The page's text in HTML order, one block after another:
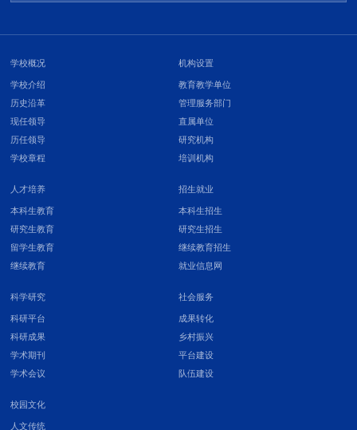
学校概况
学校介绍
历史沿革
现任领导
历任领导
学校章程
机构设置
教育教学单位
管理服务部门
直属单位
研究机构
培训机构
人才培养
本科生教育
研究生教育
留学生教育
继续教育
招生就业
本科生招生
研究生招生
继续教育招生
就业信息网
科学研究
科研平台
科研成果
学术期刊
学术会议
社会服务
成果转化
乡村振兴
平台建设
队伍建设
校园文化
人文传统